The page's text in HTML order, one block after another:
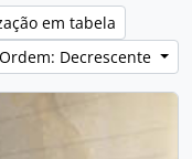
em tabela
Ordem: Decrescente